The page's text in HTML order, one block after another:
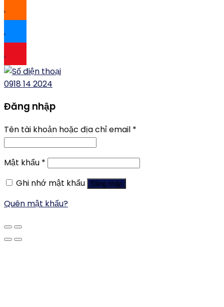
.
.
.
0918 14 2024
Đăng nhập
Tên tài khoản hoặc địa chỉ email *
Mật khẩu *
Ghi nhớ mật khẩu
Đăng nhập
Quên mật khẩu?